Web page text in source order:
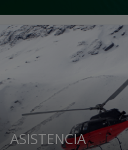
ASISTENCIA